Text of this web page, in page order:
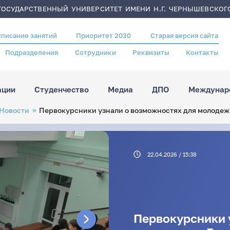
УНИВЕРСИТЕТ ИМЕНИ Н.Г.
занятий Приоритет 2030 Старая версия сайта
Подразделения Сотрудники Реквизиты Контакты
Студенчество Медиа ДПО
Новости Первокурсники узнали о возможностях для
22.04.2026 / 15:38
Первокурсники